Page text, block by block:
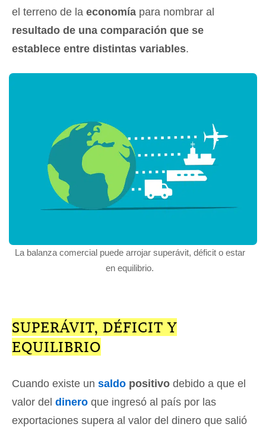
el terreno de la economía para nombrar al
resultado de una comparación que se
establece entre distintas variables.
La balanza comercial puede arrojar superávit, déficit o estar
en equilibrio.
SUPERÁVIT, DÉFICIT Y
EQUILIBRIO
Cuando existe un saldo positivo debido a que el
valor del dinero que ingresó al país por las
exportaciones supera al valor del dinero que salió